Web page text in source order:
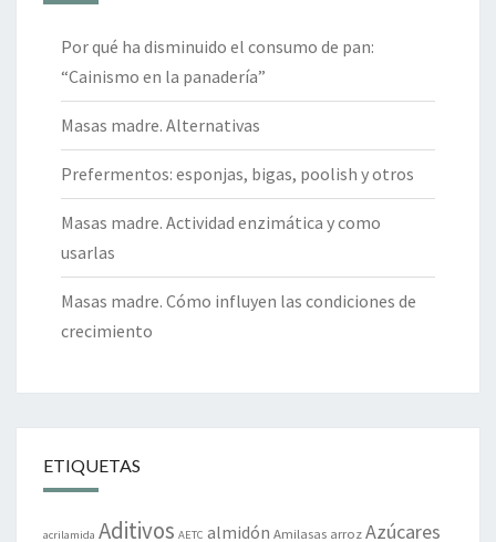
Por qué ha disminuido el consumo de pan:
“Cainismo en la panadería”
Masas madre. Alternativas
Prefermentos: esponjas, bigas, poolish y otros
Masas madre. Actividad enzimática y como
usarlas
Masas madre. Cómo influyen las condiciones de
crecimiento
ETIQUETAS
acrilamida Aditivos AETC almidón Amilasas arrozAzúcares